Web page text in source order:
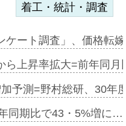
着工・統計・調査
ケート調査」、価格転
ら上昇率拡大=前年同
予測=野村総研、30年
同期比で43・5%増に…